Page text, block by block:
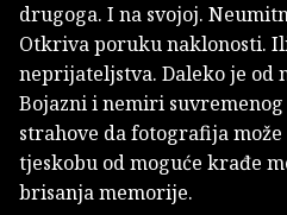
drugoga. I na svojoj.
Otkriva poruku naklonosti.
neprijateljstva. Daleko je od
Bojazni i nemiri
strahove da fotografija
tjeskobu od moguće krađe
brisanja memorije.